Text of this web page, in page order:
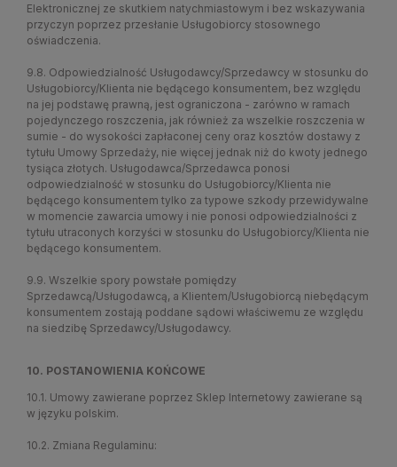
Elektronicznej ze skutkiem natychmiastowym i bez wskazywania
przyczyn poprzez przesłanie Usługobiorcy stosownego
oświadczenia.
9.8. Odpowiedzialność Usługodawcy/Sprzedawcy w stosunku do
Usługobiorcy/Klienta nie będącego konsumentem, bez względu
na jej podstawę prawną, jest ograniczona - zarówno w ramach
pojedynczego roszczenia, jak również za wszelkie roszczenia w
sumie - do wysokości zapłaconej ceny oraz kosztów dostawy z
tytułu Umowy Sprzedaży, nie więcej jednak niż do kwoty jednego
tysiąca złotych. Usługodawca/Sprzedawca ponosi
odpowiedzialność w stosunku do Usługobiorcy/Klienta nie
będącego konsumentem tylko za typowe szkody przewidywalne
w momencie zawarcia umowy i nie ponosi odpowiedzialności z
tytułu utraconych korzyści w stosunku do Usługobiorcy/Klienta nie
będącego konsumentem.
9.9. Wszelkie spory powstałe pomiędzy
Sprzedawcą/Usługodawcą, a Klientem/Usługobiorcą niebędącym
konsumentem zostają poddane sądowi właściwemu ze względu
na siedzibę Sprzedawcy/Usługodawcy.
10. POSTANOWIENIA KOŃCOWE
10.1. Umowy zawierane poprzez Sklep Internetowy zawierane są
w języku polskim.
10.2. Zmiana Regulaminu: